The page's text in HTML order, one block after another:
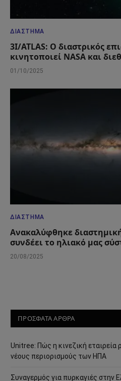
ΔΙΆΣΤΗΜΑ
3I/ATLAS: Ο διαστρικός
κινητοποιεί NASA και
01/10/2025
ΔΙΆΣΤΗΜΑ
Ανακαλύφθηκε
συνδέει το ηλιακό μας
20/08/2025
ΠΡΟΣΦΑΤΑ ΑΡΘΡΑ
Unitree: Πώς η κινεζική
νέους περιορισμούς των ΗΠΑ
Συναγερμός για πυρκαγιές στην